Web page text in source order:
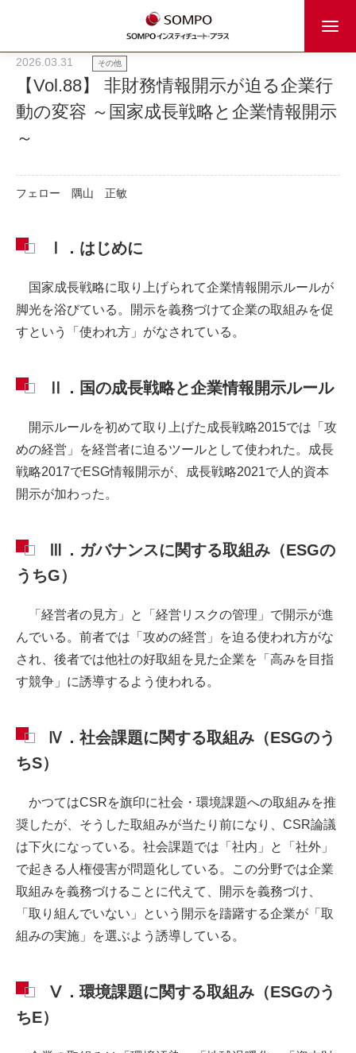
2026.03.31 その他
【Vol.88】 非財務情報開示が迫る企業行
動の変容 ～国家成長戦略と企業情報開示
～
フェロー 隅山 正敏
Ⅰ．はじめに
国家成長戦略に取り上げられて企業情報開示ルールが
脚光を浴びている。開示を義務づけて企業の取組みを促
すという「使われ方」がなされている。
Ⅱ．国の成長戦略と企業情報開示ルール
開示ルールを初めて取り上げた成長戦略2015では「攻
めの経営」を経営者に迫るツールとして使われた。成長
戦略2017でESG情報開示が、成長戦略2021で人的資本
開示が加わった。
Ⅲ．ガバナンスに関する取組み（ESGの
うちG）
「経営者の見方」と「経営リスクの管理」で開示が進
んでいる。前者では「攻めの経営」を迫る使われ方がな
され、後者では他社の好取組を見た企業を「高みを目指
す競争」に誘導するよう使われる。
Ⅳ．社会課題に関する取組み（ESGのう
ちS）
かつてはCSRを旗印に社会・環境課題への取組みを推
奨したが、そうした取組みが当たり前になり、CSR論議
は下火になっている。社会課題では「社内」と「社外」
で起きる人権侵害が問題化している。この分野では企業
取組みを義務づけることに代えて、開示を義務づけ、
「取り組んでいない」という開示を躊躇する企業が「取
組みの実施」を選ぶよう誘導している。
Ⅴ．環境課題に関する取組み（ESGのう
ちE）